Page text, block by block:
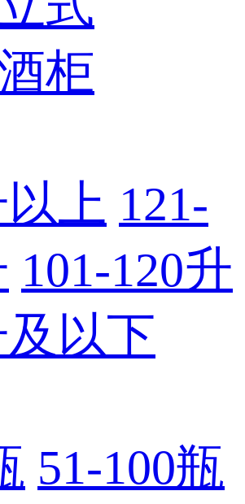
柜
以上 121-
101-120升
及以下
51-100瓶